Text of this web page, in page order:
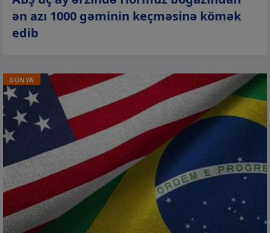
ən azı 1000 gəminin keçməsinə kömək
edib
DÜNYA